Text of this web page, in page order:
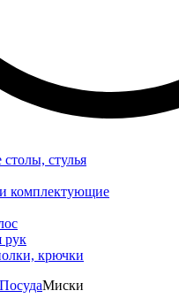
стулья
комплектующие
рук
крючки
ПосудаМиски